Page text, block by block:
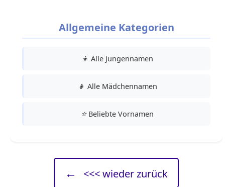
Allgemeine Kategorien
👦 Alle Jungennamen
👧 Alle Mädchennamen
⭐Beliebte Vornamen
← <<< wieder zurück